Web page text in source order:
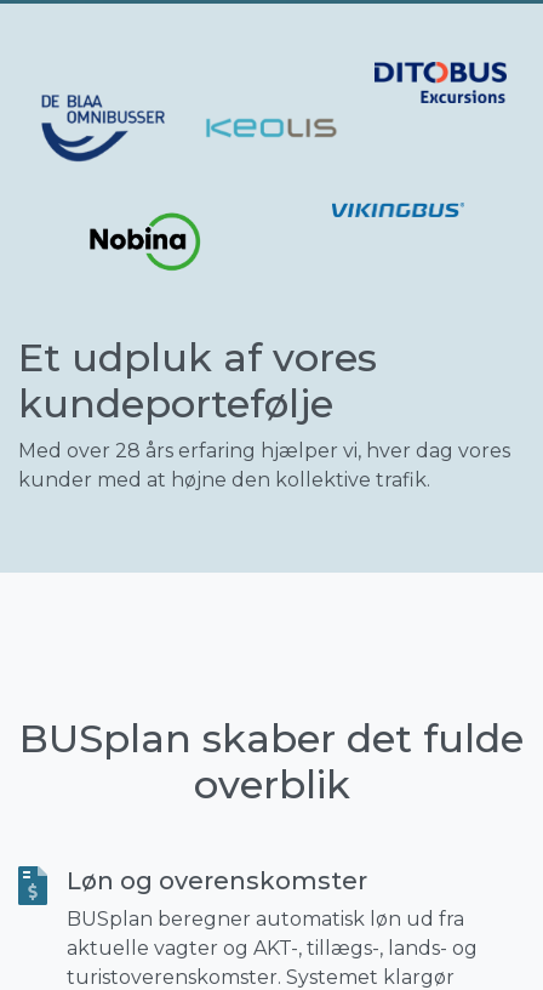
Et udpluk af vores
kundeportefølje
Med over 28 års erfaring hjælper vi, hver dag vores
kunder med at højne den kollektive trafik.
BUSplan skaber det fulde
overblik
Løn og overenskomster
BUSplan beregner automatisk løn ud fra
aktuelle vagter og AKT-, tillægs-, lands- og
turistoverenskomster. Systemet klargør